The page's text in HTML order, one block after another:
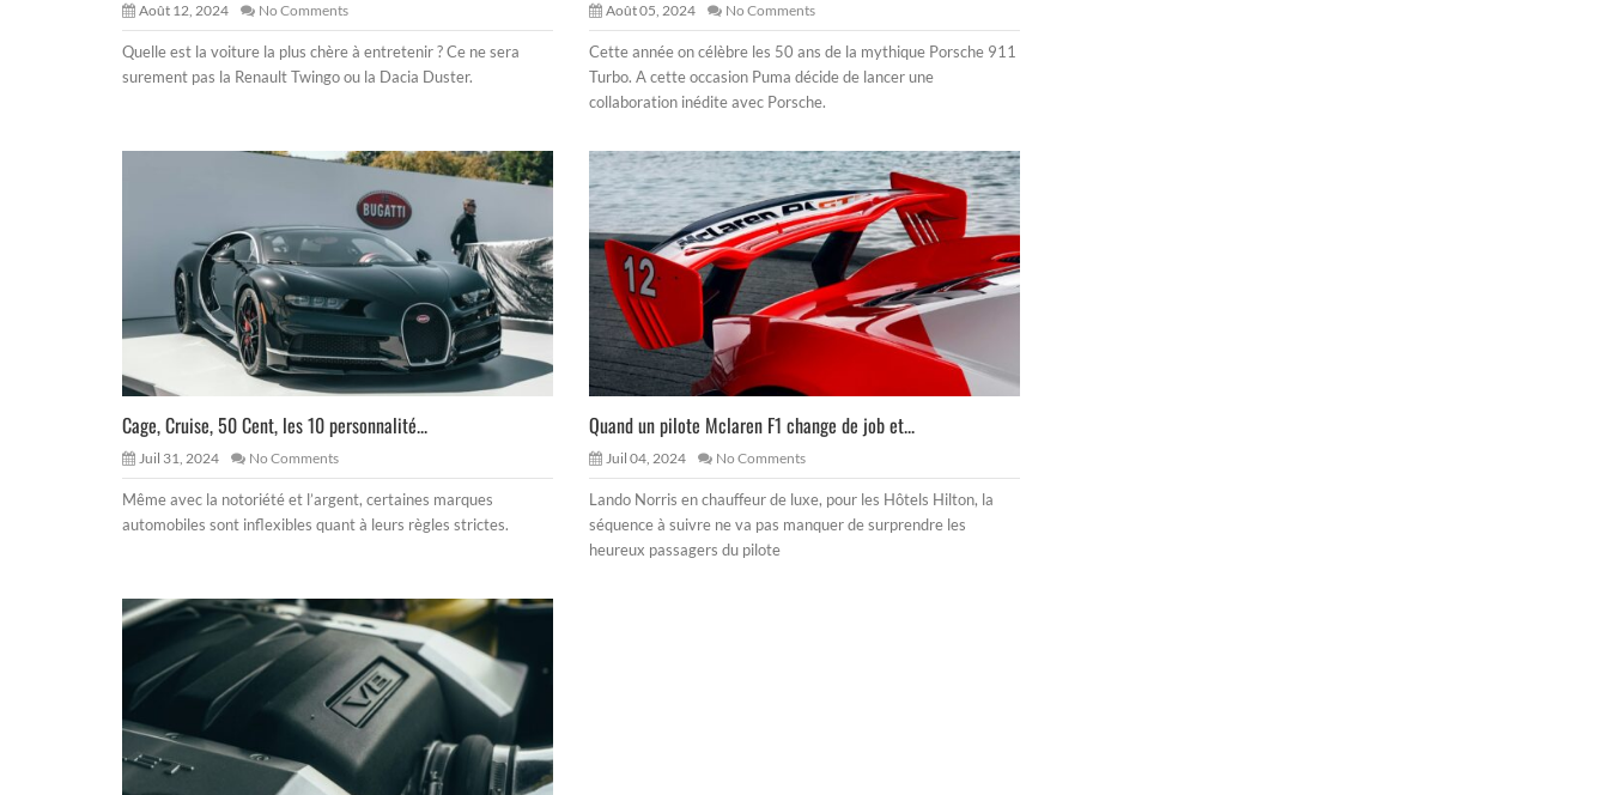
Août 12, 2024 No Comments
Quelle est la voiture la plus chère à entretenir ? Ce ne sera
surement pas la Renault Twingo ou la Dacia Duster.
Août 05, 2024 No Comments
Cette année on célèbre les 50 ans de la mythique Porsche 911
Turbo. A cette occasion Puma décide de lancer une
collaboration inédite avec Porsche.
Cage, Cruise, 50 Cent, les 10 personnalité...
Juil 31, 2024 No Comments
Même avec la notoriété et l’argent, certaines marques
automobiles sont inflexibles quant à leurs règles strictes.
Quand un pilote Mclaren F1 change de job et...
Juil 04, 2024 No Comments
Lando Norris en chauffeur de luxe, pour les Hôtels Hilton, la
séquence à suivre ne va pas manquer de surprendre les
heureux passagers du pilote